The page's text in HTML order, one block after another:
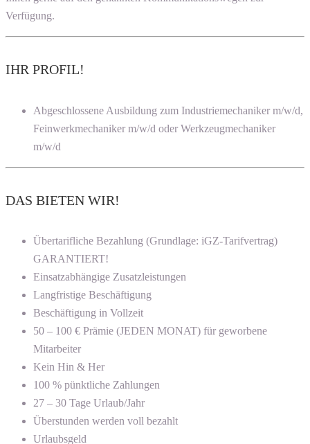
Verfügung.
IHR PROFIL!
Abgeschlossene Ausbildung zum Industriemechaniker m/w/d,
Feinwerkmechaniker m/w/d oder Werkzeugmechaniker
m/w/d
DAS BIETEN WIR!
Übertarifliche Bezahlung (Grundlage: iGZ-Tarifvertrag)
GARANTIERT!
Einsatzabhängige Zusatzleistungen
Langfristige Beschäftigung
Beschäftigung in Vollzeit
50 – 100 € Prämie (JEDEN MONAT) für geworbene
Mitarbeiter
Kein Hin & Her
100 % pünktliche Zahlungen
27 – 30 Tage Urlaub/Jahr
Überstunden werden voll bezahlt
Urlaubsgeld